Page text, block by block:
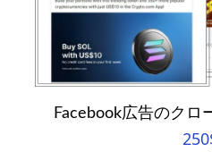
Facebook広告のクロ
250